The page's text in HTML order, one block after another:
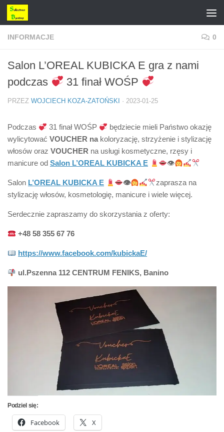
Przejdź do treści
INFORMACJE 0
Salon L’OREAL KUBICKA E gra z nami
podczas
31 finał WOŚP
PRZEZ WOJCIECH KOZA-ZATOŃSKI · 2023-01-25
Podczas 31 finał WOŚP
będziecie mieli Państwo okazję
wylicytować VOUCHER na koloryzację, strzyżenie i stylizację
włosów oraz VOUCHER na usługi kosmetyczne, rzęsy i
manicure od Salon L’OREAL KUBICKA E 👁
Salon L’OREAL KUBICKA E 👁
zaprasza na
stylizację włosów, kosmetologię, manicure i wiele więcej.
Serdecznie zapraszamy do skorzystania z oferty:
+48 58 355 67 76
https://www.facebook.com/kubickaE/
ul.Pszenna 112 CENTRUM FENIKS, Banino
Podziel się:
Facebook X